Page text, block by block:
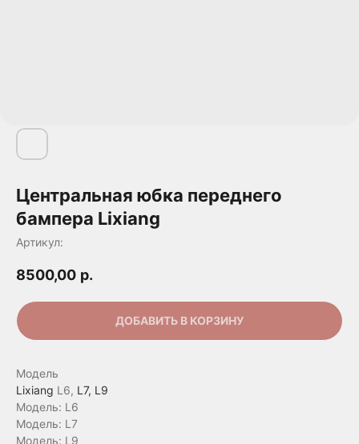
Центральная юбка переднего
бампера Lixiang
Артикул:
8500,00 р.
ДОБАВИТЬ В КОРЗИНУ
Модель
Lixiang L6, L7, L9
Модель: L6
Модель: L7
Модель: L9